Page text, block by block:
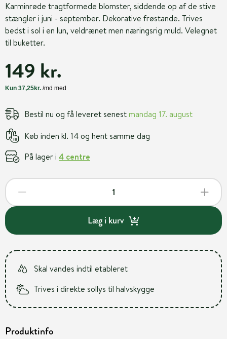
Karminrøde tragtformede blomster, siddende op af de stive
stængler i juni - september. Dekorative frøstande. Trives
bedst i sol i en lun, veldrænet men næringsrig muld. Velegnet
til buketter.
149 kr.
Bestil nu og få leveret senestmandag 17. august
Køb inden kl. 14 og hent samme dag
På lager i 4 centre
Læg i kurv
Skal vandes indtil etableret
Trives i direkte sollys til halvskygge
Produktinfo